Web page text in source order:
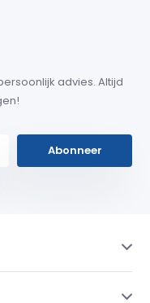
advies. Altijd
Abonneer